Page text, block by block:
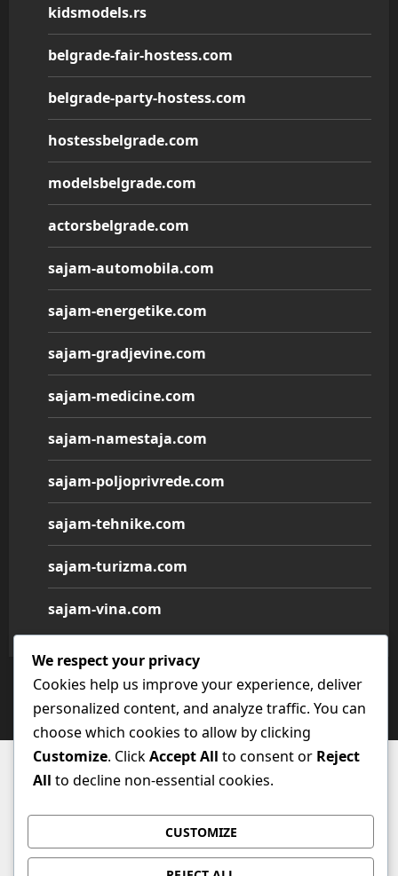
kidsmodels.rs
belgrade-fair-hostess.com
belgrade-party-hostess.com
hostessbelgrade.com
modelsbelgrade.com
actorsbelgrade.com
sajam-automobila.com
sajam-energetike.com
sajam-gradjevine.com
sajam-medicine.com
sajam-namestaja.com
sajam-poljoprivrede.com
sajam-tehnike.com
sajam-turizma.com
sajam-vina.com
Copyright © All rights reserved.|MoreNewsby AF
themes.
We respect your privacy
Cookies help us improve your experience, deliver
personalized content, and analyze traffic. You can
choose which cookies to allow by clicking
Customize. ClickAccept All to consent or Reject
All to decline non-essential cookies.
CUSTOMIZE